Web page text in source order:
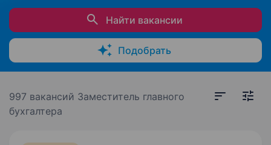
Найти вакансии
Подобрать
997 вакансий Заместитель главного
бухгалтера